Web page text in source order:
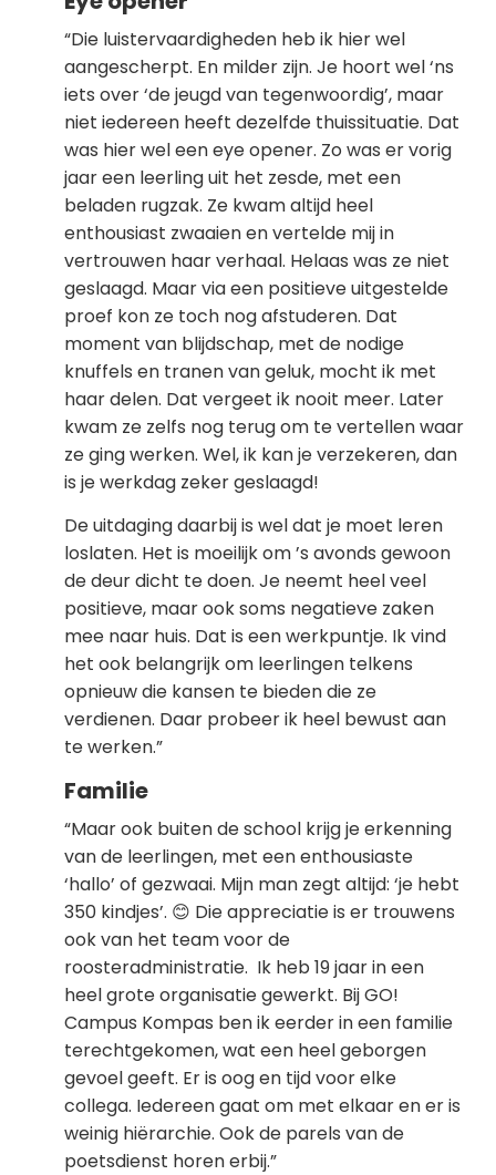
“Die luistervaardigheden heb ik hier wel
aangescherpt. En milder zijn. Je hoort wel ‘ns
iets over ‘de jeugd van tegenwoordig’, maar
niet iedereen heeft dezelfde thuissituatie. Dat
was hier wel een eye opener. Zo was er vorig
jaar een leerling uit het zesde, met een
beladen rugzak. Ze kwam altijd heel
enthousiast zwaaien en vertelde mij in
vertrouwen haar verhaal. Helaas was ze niet
geslaagd. Maar via een positieve uitgestelde
proef kon ze toch nog afstuderen. Dat
moment van blijdschap, met de nodige
knuffels en tranen van geluk, mocht ik met
haar delen. Dat vergeet ik nooit meer. Later
kwam ze zelfs nog terug om te vertellen waar
ze ging werken. Wel, ik kan je verzekeren, dan
is je werkdag zeker geslaagd!
De uitdaging daarbij is wel dat je moet leren
loslaten. Het is moeilijk om ’s avonds gewoon
de deur dicht te doen. Je neemt heel veel
positieve, maar ook soms negatieve zaken
mee naar huis. Dat is een werkpuntje. Ik vind
het ook belangrijk om leerlingen telkens
opnieuw die kansen te bieden die ze
verdienen. Daar probeer ik heel bewust aan
te werken.”
Familie
“Maar ook buiten de school krijg je erkenning
van de leerlingen, met een enthousiaste
‘hallo’ of gezwaai. Mijn man zegt altijd: ‘je hebt
350 kindjes’. 😊 Die appreciatie is er trouwens
ook van het team voor de
roosteradministratie. Ik heb 19 jaar in een
heel grote organisatie gewerkt. Bij GO!
Campus Kompas ben ik eerder in een familie
terechtgekomen, wat een heel geborgen
gevoel geeft. Er is oog en tijd voor elke
collega. Iedereen gaat om met elkaar en er is
weinig hiërarchie. Ook de parels van de
poetsdienst horen erbij.”